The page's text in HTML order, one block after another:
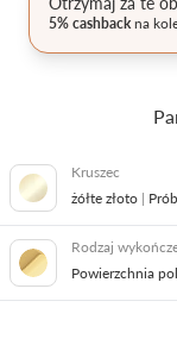
Pielęgnacja
5% cashbackna
Kruszec
żółte złoto |
białe i żółte
Rodzaj
Powierzchnia